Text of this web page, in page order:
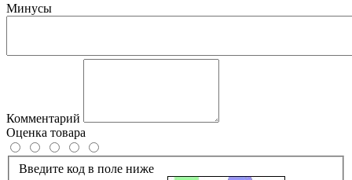
Минусы
Комментарий
Оценка товара
Введите код в поле ниже